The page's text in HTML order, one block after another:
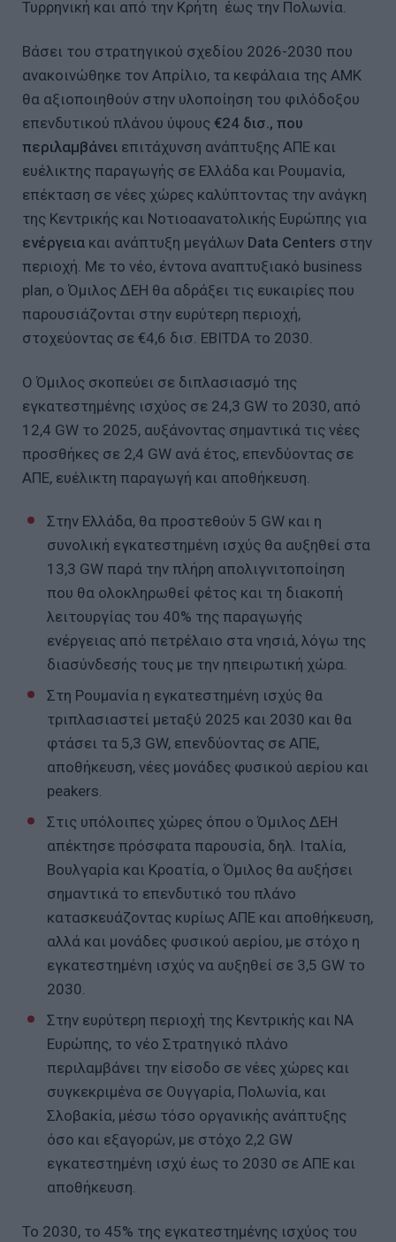
Τυρρηνική και από την Κρήτη έως την Πολωνία.
Βάσει του στρατηγικού σχεδίου 2026-2030 που
ανακοινώθηκε τον Απρίλιο, τα κεφάλαια της ΑΜΚ
θα αξιοποιηθούν στην υλοποίηση του φιλόδοξου
επενδυτικού πλάνου ύψους €24 δισ., που
περιλαμβάνει επιτάχυνση ανάπτυξης ΑΠΕ και
ευέλικτης παραγωγής σε Ελλάδα και Ρουμανία,
επέκταση σε νέες χώρες καλύπτοντας την ανάγκη
της Κεντρικής και Νοτιοαανατολικής Ευρώπης για
ενέργεια και ανάπτυξη μεγάλων Data Centers στην
περιοχή. Με το νέο, έντονα αναπτυξιακό business
plan, ο Όμιλος ΔΕΗ θα αδράξει τις ευκαιρίες που
παρουσιάζονται στην ευρύτερη περιοχή,
στοχεύοντας σε €4,6 δισ. EBITDA το 2030.
Ο Όμιλος σκοπεύει σε διπλασιασμό της
εγκατεστημένης ισχύος σε 24,3 GW το 2030, από
12,4 GW το 2025, αυξάνοντας σημαντικά τις νέες
προσθήκες σε 2,4 GW ανά έτος, επενδύοντας σε
ΑΠΕ, ευέλικτη παραγωγή και αποθήκευση.
Στην Ελλάδα, θα προστεθούν 5 GW και η
συνολική εγκατεστημένη ισχύς θα αυξηθεί στα
13,3 GW παρά την πλήρη απολιγνιτοποίηση
που θα ολοκληρωθεί φέτος και τη διακοπή
λειτουργίας του 40% της παραγωγής
ενέργειας από πετρέλαιο στα νησιά, λόγω της
διασύνδεσής τους με την ηπειρωτική χώρα.
Στη Ρουμανία η εγκατεστημένη ισχύς θα
τριπλασιαστεί μεταξύ 2025 και 2030 και θα
φτάσει τα 5,3 GW, επενδύοντας σε ΑΠΕ,
αποθήκευση, νέες μονάδες φυσικού αερίου και
peakers.
Στις υπόλοιπες χώρες όπου ο Όμιλος ΔΕΗ
απέκτησε πρόσφατα παρουσία, δηλ. Ιταλία,
Βουλγαρία και Κροατία, ο Όμιλος θα αυξήσει
σημαντικά το επενδυτικό του πλάνο
κατασκευάζοντας κυρίως ΑΠΕ και αποθήκευση,
αλλά και μονάδες φυσικού αερίου, με στόχο η
εγκατεστημένη ισχύς να αυξηθεί σε 3,5 GW το
2030.
Στην ευρύτερη περιοχή της Κεντρικής και ΝΑ
Ευρώπης, το νέο Στρατηγικό πλάνο
περιλαμβάνει την είσοδο σε νέες χώρες και
συγκεκριμένα σε Ουγγαρία, Πολωνία, και
Σλοβακία, μέσω τόσο οργανικής ανάπτυξης
όσο και εξαγορών, με στόχο 2,2 GW
εγκατεστημένη ισχύ έως το 2030 σε ΑΠΕ και
αποθήκευση.
Το 2030, το 45% της εγκατεστημένης ισχύος του